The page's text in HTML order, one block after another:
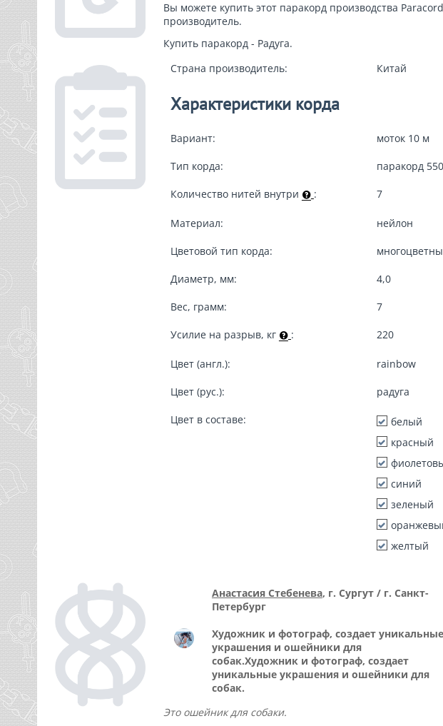
Вы можете купить этот паракорд производства
производитель.
Купить паракорд - Радуга.
Страна производитель:
Китай
Характеристики корда
Вариант: моток 10 м
Тип корда: паракорд
Количество нитей внутри : 7
Материал: нейлон
Цветовой тип корда:
Диаметр, мм: 4,0
Вес, грамм: 7
Усилие на разрыв, кг : 220
Цвет (англ.): rainbow
Цвет (рус.): радуга
Цвет в составе:
белый
красный
синий
зеленый
желтый
Анастасия Стебенева, г. Сургут / г. Санкт-
Петербург
Художник и фотограф, создает уникальные
украшения и ошейники для
собак.Художник и фотограф, создает
уникальные украшения и ошейники для
собак.
Это ошейник для собаки.